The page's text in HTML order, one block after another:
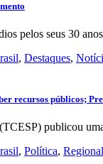
pelos seus 30
, Destaques,
recursos públicos;
publicou
, Política, Regional